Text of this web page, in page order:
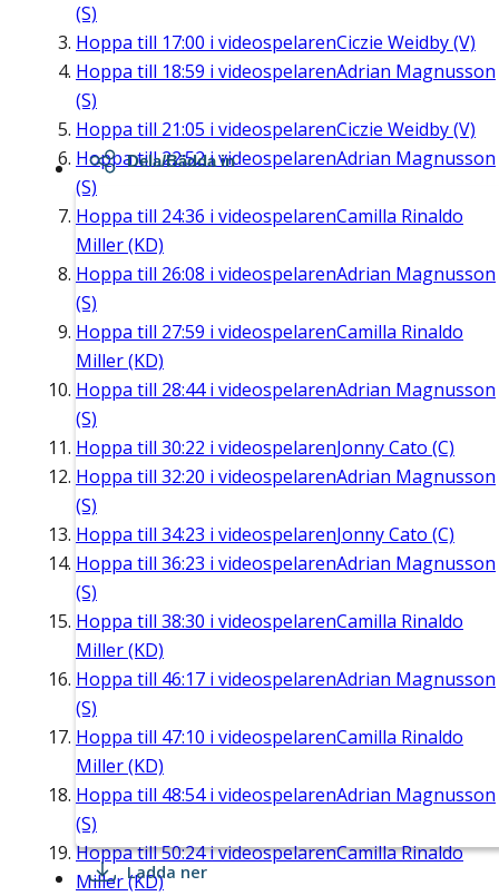
(S)
Hoppa till 17:00 i videospelarenCiczie Weidby (V)
Hoppa till 18:59 i videospelarenAdrian Magnusson
(S)
Hoppa till 21:05 i videospelarenCiczie Weidby (V)
Hoppa till22:52i videospelarenAdrian Magnusson
(S)
Hoppa till 24:36 i videospelarenCamilla Rinaldo
Miller (KD)
Hoppa till 26:08 i videospelarenAdrian Magnusson
(S)
Hoppa till 27:59 i videospelarenCamilla Rinaldo
Miller (KD)
Hoppa till 28:44i videospelarenAdrian Magnusson
(S)
Hoppa till 30:22 i videospelarenJonny Cato (C)
Hoppa till 32:20 i videospelarenAdrian Magnusson
(S)
Hoppa till 34:23 i videospelarenJonny Cato (C)
Hoppa till 36:23 i videospelarenAdrian Magnusson
(S)
Hoppa till 38:30 i videospelarenCamilla Rinaldo
Miller (KD)
Hoppa till 46:17 i videospelarenAdrian Magnusson
(S)
Hoppa till 47:10 i videospelarenCamilla Rinaldo
Miller (KD)
Hoppa till 48:54i videospelarenAdrian Magnusson
(S)
Hoppa till50:24i videospelarenCamilla Rinaldo
Miller (KD)
Dela/Bädda in
Ladda ner